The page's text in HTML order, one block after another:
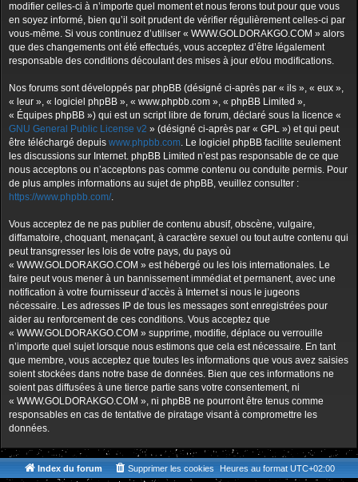
e
r
modifier celles-ci à n’importe quel moment et nous ferons tout pour que vous
en soyez informé, bien qu’il soit prudent de vérifier régulièrement celles-ci par
vous-même. Si vous continuez d’utiliser « WWW.GOLDORAKGO.COM » alors
que des changements ont été effectués, vous acceptez d’être légalement
responsable des conditions découlant des mises à jour et/ou modifications.
Nos forums sont développés par phpBB (désigné ci-après par « ils », « eux »,
« leur », « logiciel phpBB », « www.phpbb.com », « phpBB Limited »,
« Équipes phpBB ») qui est un script libre de forum, déclaré sous la licence «
GNU General Public License v2 » (désigné ci-après par « GPL ») et qui peut
être téléchargé depuis www.phpbb.com. Le logiciel phpBB facilite seulement
les discussions sur Internet. phpBB Limited n’est pas responsable de ce que
nous acceptons ou n’acceptons pas comme contenu ou conduite permis. Pour
de plus amples informations au sujet de phpBB, veuillez consulter :
https://www.phpbb.com/.
Vous acceptez de ne pas publier de contenu abusif, obscène, vulgaire,
diffamatoire, choquant, menaçant, à caractère sexuel ou tout autre contenu qui
peut transgresser les lois de votre pays, du pays où
« WWW.GOLDORAKGO.COM » est hébergé ou les lois internationales. Le
faire peut vous mener à un bannissement immédiat et permanent, avec une
notification à votre fournisseur d’accès à Internet si nous le jugeons
nécessaire. Les adresses IP de tous les messages sont enregistrées pour
aider au renforcement de ces conditions. Vous acceptez que
« WWW.GOLDORAKGO.COM » supprime, modifie, déplace ou verrouille
n’importe quel sujet lorsque nous estimons que cela est nécessaire. En tant
que membre, vous acceptez que toutes les informations que vous avez saisies
soient stockées dans notre base de données. Bien que ces informations ne
soient pas diffusées à une tierce partie sans votre consentement, ni
« WWW.GOLDORAKGO.COM », ni phpBB ne pourront être tenus comme
responsables en cas de tentative de piratage visant à compromettre les
données.
Index du forum Heures au format UTC+02:00
Supprimer les cookies